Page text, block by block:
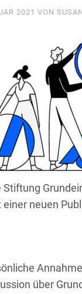
2021 VON
Stiftung
einer neuen
über